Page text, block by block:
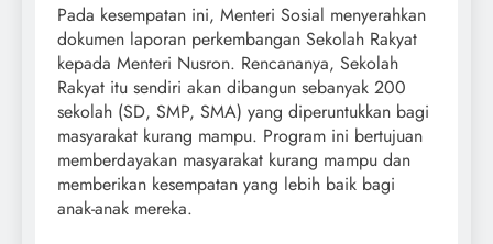
Pada kesempatan ini, Menteri Sosial menyerahkan
dokumen laporan perkembangan Sekolah Rakyat
kepada Menteri Nusron. Rencananya, Sekolah
Rakyat itu sendiri akan dibangun sebanyak 200
sekolah (SD, SMP, SMA) yang diperuntukkan bagi
masyarakat kurang mampu. Program ini bertujuan
memberdayakan masyarakat kurang mampu dan
memberikan kesempatan yang lebih baik bagi
anak-anak mereka.